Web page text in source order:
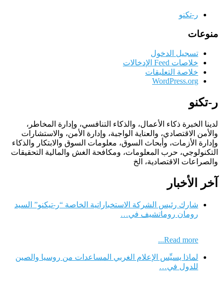
ر-تكنو
منوعات
تسجيل الدخول
خلاصات Feed الإدخالات
خلاصة التعليقات
WordPress.org
ر-تكنو
لدينا الخبرة ذكاء الأعمال، والذكاء التنافسي، وإدارة المخاطر،
والأمن الاقتصادي، والعناية الواجبة، وإدارة الأمن، والاستشارات
وإدارة الأزمات، وأبحاث السوق، معلومات السوق والابتكار والذكاء
التكنولوجي، حرب المعلومات، ومكافحة الغش والمالية التحقيقات
والصراعات الاقتصادية، الخ
آخر الأخبار
شارك رئيس الشركة الاستخباراتية الخاصة “ر-تيكنو” السيد
رومان روماتشيف في…
Read more...
لماذا يسيِّس الإعلام الغربي المساعدات من روسيا والصين
للدول في…